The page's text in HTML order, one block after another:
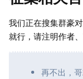
我们正在搜集群豪
就行，请注明作者
再不出，